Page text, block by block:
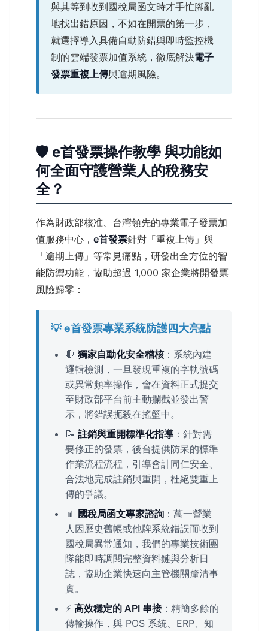
與其等到收到國稅局函文時才手忙腳亂
地找出錯原因，不如在開票的第一步，
就選擇導入具備自動防錯與即時監控機
制的雲端發票加值系統，徹底解決電子
發票重複上傳與逾期風險。
🛡️ e首發票操作教學 與功能如
何全面守護營業人的稅務安
全？
作為財政部核准、台灣領先的專業電子發票加
值服務中心， e首發票針對「重複上傳」與
「逾期上傳」等常見痛點，研發出全方位的智
能防禦功能，協助超過 1,000 家企業將開發票
風險歸零：
💡 e首發票專業系統防護四大亮點
🛑 獨家自動化安全稽核：系統內建
邏輯檢測，一旦發現重複的字軌號碼
或異常頻率操作，會在資料正式提交
至財政部平台前主動攔截並發出警
示，將錯誤扼殺在搖籃中。
📝 註銷與重開標準化指導 ：針對需
要修正的發票，後台提供防呆的標準
作業流程流程，引導會計同仁安全、
合法地完成註銷與重開，杜絕雙重上
傳的爭議。
📊 國稅局函文專家諮詢 ：萬一營業
人因歷史舊帳或他牌系統錯誤而收到
國稅局異常通知，我們的專業技術團
隊能即時調閱完整資料鏈與分析日
誌，協助企業快速向主管機關釐清事
實。
⚡ 高效穩定的 API 串接：精簡多餘的
傳輸操作，與 POS 系統、ERP、知